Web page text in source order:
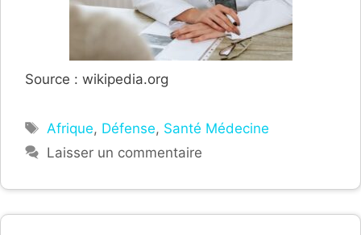
Source : wikipedia.org
Étiquettes
Afrique, Défense, Santé Médecine
Laisser un commentaire